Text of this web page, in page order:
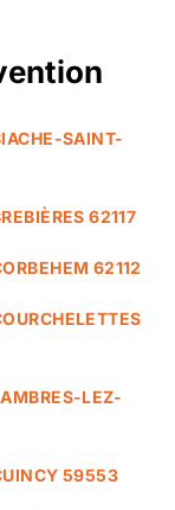
SAINT-
62117
62112
LEZ-
59553